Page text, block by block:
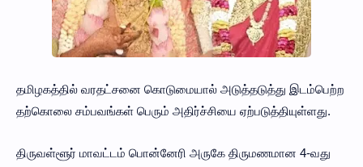
தமிழகத்தில் வரதட்சனை கொடுமையால் அடுத்தடுத்து இடம்பெற்ற
தற்கொலை சம்பவங்கள் பெரும் அதிர்ச்சியை ஏற்படுத்தியுள்ளது.
திருவள்ளூர் மாவட்டம் பொன்னேரி அருகே திருமணமான 4-வது